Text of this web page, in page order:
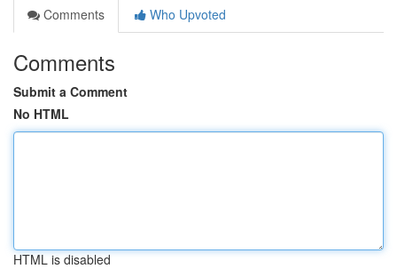
Comments
Who Upvoted
Comments
Submit a Comment
No HTML
HTML is disabled